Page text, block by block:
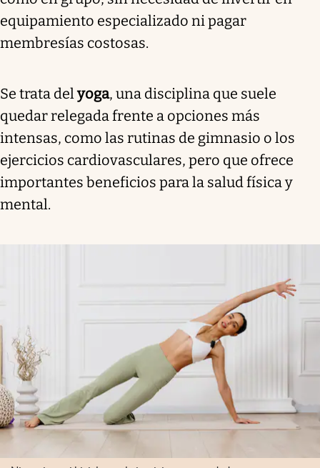
equipamiento especializado ni pagar
membresías costosas.
Se trata delyoga, una disciplina que suele
quedar relegada frente a opciones más
intensas, como las rutinas de gimnasio o los
ejercicios cardiovasculares, pero que ofrece
importantes beneficios para la salud física y
mental.